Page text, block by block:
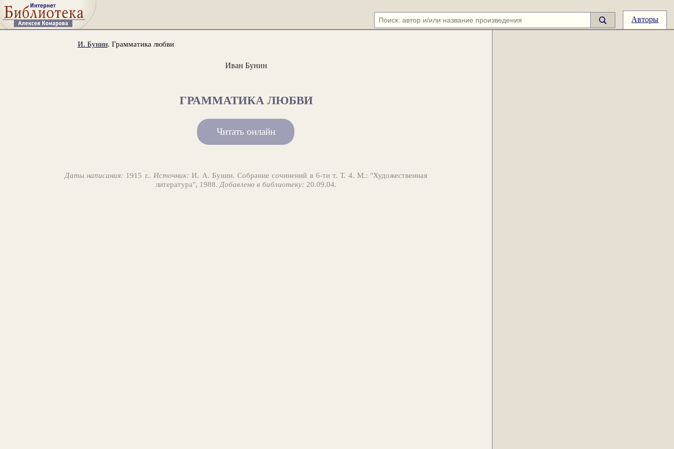
Авторы
И. Бунин. Грамматика любви
Иван Бунин
ГРАММАТИКА ЛЮБВИ
Читать онлайн
Даты написания: 1915 г.. Источник: И. А. Бунин. Собрание сочинений в 6-ти т. Т. 4. М.: "Художественная
литература", 1988.Добавлено в библиотеку: 20.09.04.